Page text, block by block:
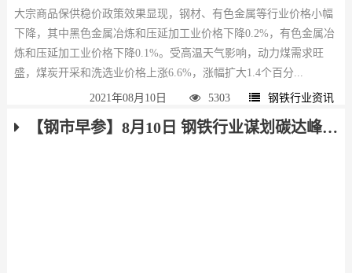
大宗商品保供稳价政策效果显现，钢材、有色金属等行业价格小幅
下降，其中黑色金属冶炼和压延加工业价格下降0.2%，有色金属冶
炼和压延加工业价格下降0.1%。受高温天气影响，动力煤需求旺
盛，煤炭开采和洗选业价格上涨6.6%，涨幅扩大1.4个百分...
2021年08月10日 5303 钢铁行业资讯
【钢市早参】8月10日 钢铁行业谋划碳达峰路线图 前7个月我国外贸进出口21.34万亿元